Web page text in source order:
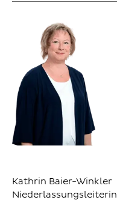
Kathrin Baier-Winkler
Niederlassungsleiterin